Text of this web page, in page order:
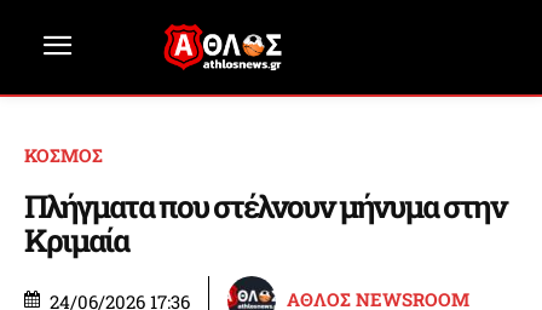
ΚΟΣΜΟΣ
Πλήγματα που στέλνουν μήνυμα στην
Κριμαία
24/06/2026 17:36 ΑΘΛΟΣ NEWSROOM